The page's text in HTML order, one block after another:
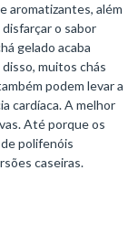
aromatizantes, além
o sabor
gelado acaba
muitos chás
podem levar a
cardíaca. A melhor
Até porque os
polifenóis
caseiras.